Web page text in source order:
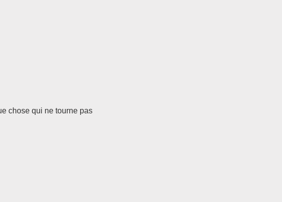
chose qui ne tourne pas